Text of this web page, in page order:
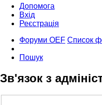
Допомога
Вхід
Реєстрація
Форуми OEF Список
Пошук
Зв'язок з